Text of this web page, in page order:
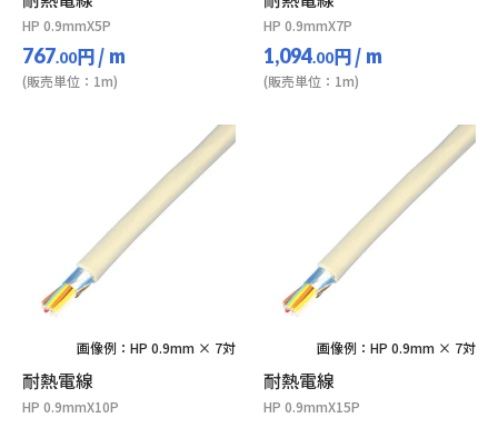
HP 0.9mmX5P
767.00円/ m
(販売単位：1m)
HP 0.9mmX7P
1,094.00円/ m
(販売単位：1m)
画像例：HP 0.9mm × 7対
耐熱電線
HP 0.9mmX10P
画像例：HP 0.9mm × 7対
耐熱電線
HP 0.9mmX15P